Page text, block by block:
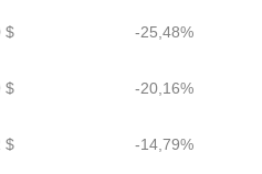
$ -25,48%
$ -20,16%
$ -14,79%